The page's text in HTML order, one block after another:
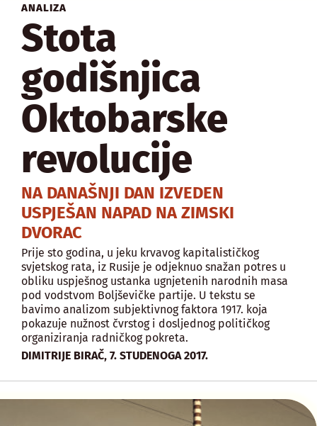
ANALIZA
Stota
godišnjica
Oktobarske
revolucije
NA DANAŠNJI DAN IZVEDEN
USPJEŠAN NAPAD NA ZIMSKI
DVORAC
Prije sto godina, u jeku krvavog kapitalističkog
svjetskog rata, iz Rusije je odjeknuo snažan potres u
obliku uspješnog ustanka ugnjetenih narodnih masa
pod vodstvom Boljševičke partije. U tekstu se
bavimo analizom subjektivnog faktora 1917. koja
pokazuje nužnost čvrstog i dosljednog političkog
organiziranja radničkog pokreta.
DIMITRIJE BIRAČ, 7. STUDENOGA 2017.